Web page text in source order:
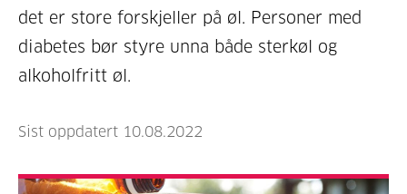
det er store forskjeller på øl. Personer med
diabetes bør styre unna både sterkøl og
alkoholfritt øl.
Sist oppdatert 10.08.2022